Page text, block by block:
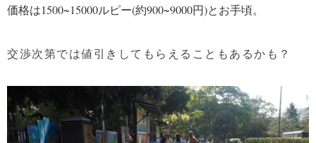
価格は1500~15000ルピー(約900~9000円)とお手頃。
交渉次第では値引きしてもらえることもあるかも？